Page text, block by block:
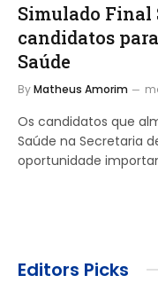
Simulado Final
candidatos
Saúde
ByMatheus Amorim
Os candidatos que
Saúde na Secretaria
oportunidade
Editors Picks